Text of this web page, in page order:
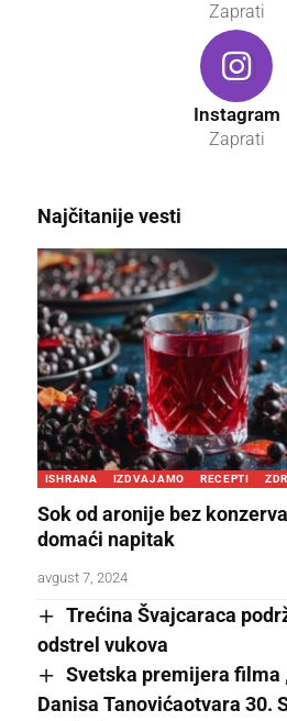
Zaprati
Instagram
Zaprati
Najčitanije vesti
ISHRANA IZDVAJAMO RECEPTI
Sok od aronije bez
domaći napitak
avgust 7, 2024
Trećina Švajcaraca
odstrel vukova
Svetska premijera filma
Danisa Tanovićaotvara 30.